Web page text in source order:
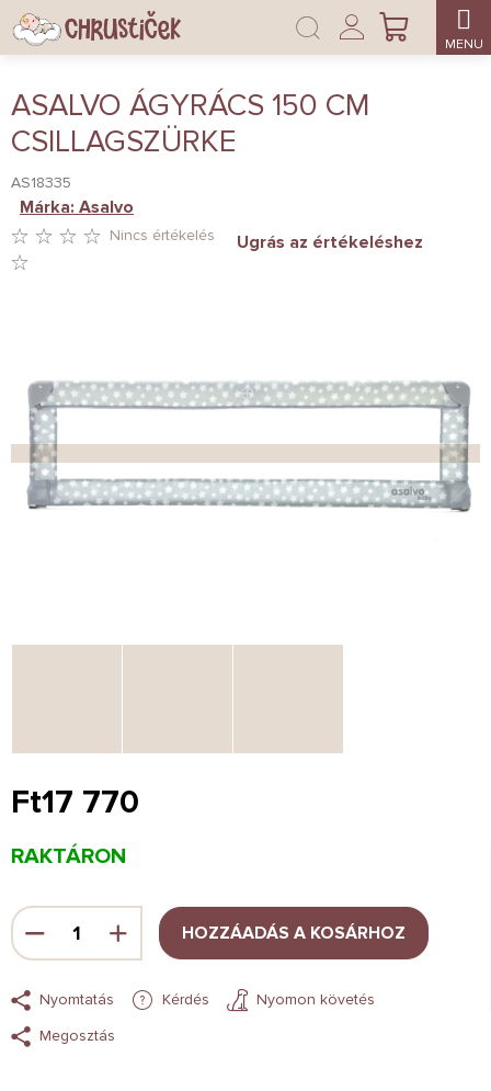
Ugrás
fő
KOSÁR
Bejelentkezés
ASALVO ÁGYRÁCS 150 CM
CSILLAGSZÜRKE
AS18335
BŐL
0,0
CSILLAG.
Nincs értékelés Ugrás az értékeléshez
Márka: Asalvo
Ft17 770
Egységár:
RAKTÁRON
HOZZÁADÁS A KOSÁRHOZ
Nyomtatás Kérdés
Nyomon követés
Megosztás